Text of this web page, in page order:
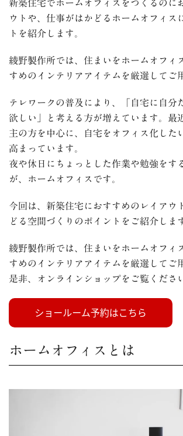
新築住宅でホームオフィスをつくるのに
ウトや、仕事がはかどるホームオフィス
トを紹介します。
綾野製作所では、住まいをホームオフィ
すめのインテリアアイテムを厳選してご
テレワークの普及により、「自宅に自分
欲しい」と考える方が増えています。最
主の方を中心に、自宅をオフィス化した
高まっています。
夜や休日にちょっとした作業や勉強をす
が、ホームオフィスです。
今回は、新築住宅におすすめのレイアウ
どる空間づくりのポイントをご紹介しま
綾野製作所では、住まいをホームオフィ
すめのインテリアアイテムを厳選してご
是非、オンラインショップをご覧くださ
ホームオフィスとは